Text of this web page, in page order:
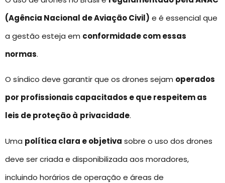
(Agência Nacional de Aviação Civil) e é essencial que
a gestão esteja em conformidade com essas
normas.
O síndico deve garantir que os drones sejam operados
por profissionais capacitados e que respeitem as
leis de proteção à privacidade.
Uma política clara e objetiva sobre o uso dos drones
deve ser criada e disponibilizada aos moradores,
incluindo horários de operação e áreas de